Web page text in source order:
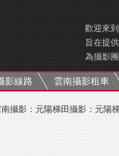
歡迎來
旨在提供
為攝影
影線路 雲南攝影租車
南攝影 ： 元陽梯田攝影 ： 元陽